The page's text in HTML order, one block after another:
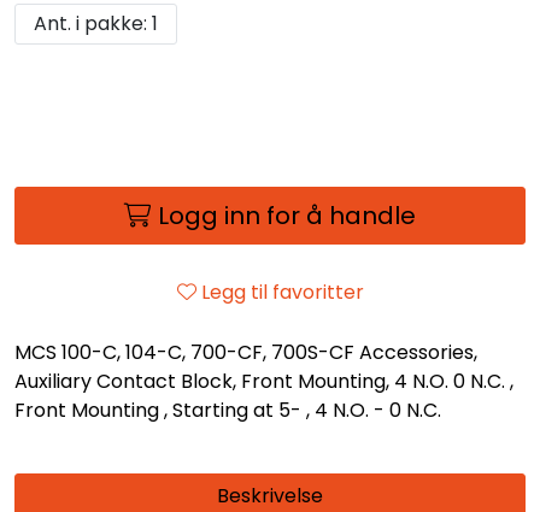
Ant. i pakke: 1
Logg inn for å handle
Legg til favoritter
MCS 100-C, 104-C, 700-CF, 700S-CF Accessories,
Auxiliary Contact Block, Front Mounting, 4 N.O. 0 N.C. ,
Front Mounting , Starting at 5- , 4 N.O. - 0 N.C.
Beskrivelse